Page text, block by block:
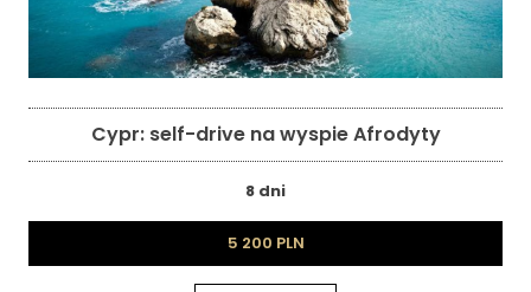
Cypr: self-drive na wyspie Afrodyty
8 dni
5 200 PLN